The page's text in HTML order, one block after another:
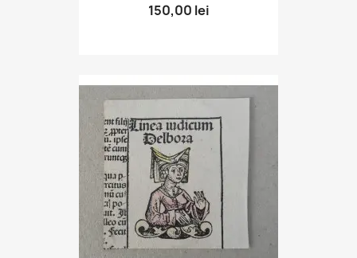
150,00 lei